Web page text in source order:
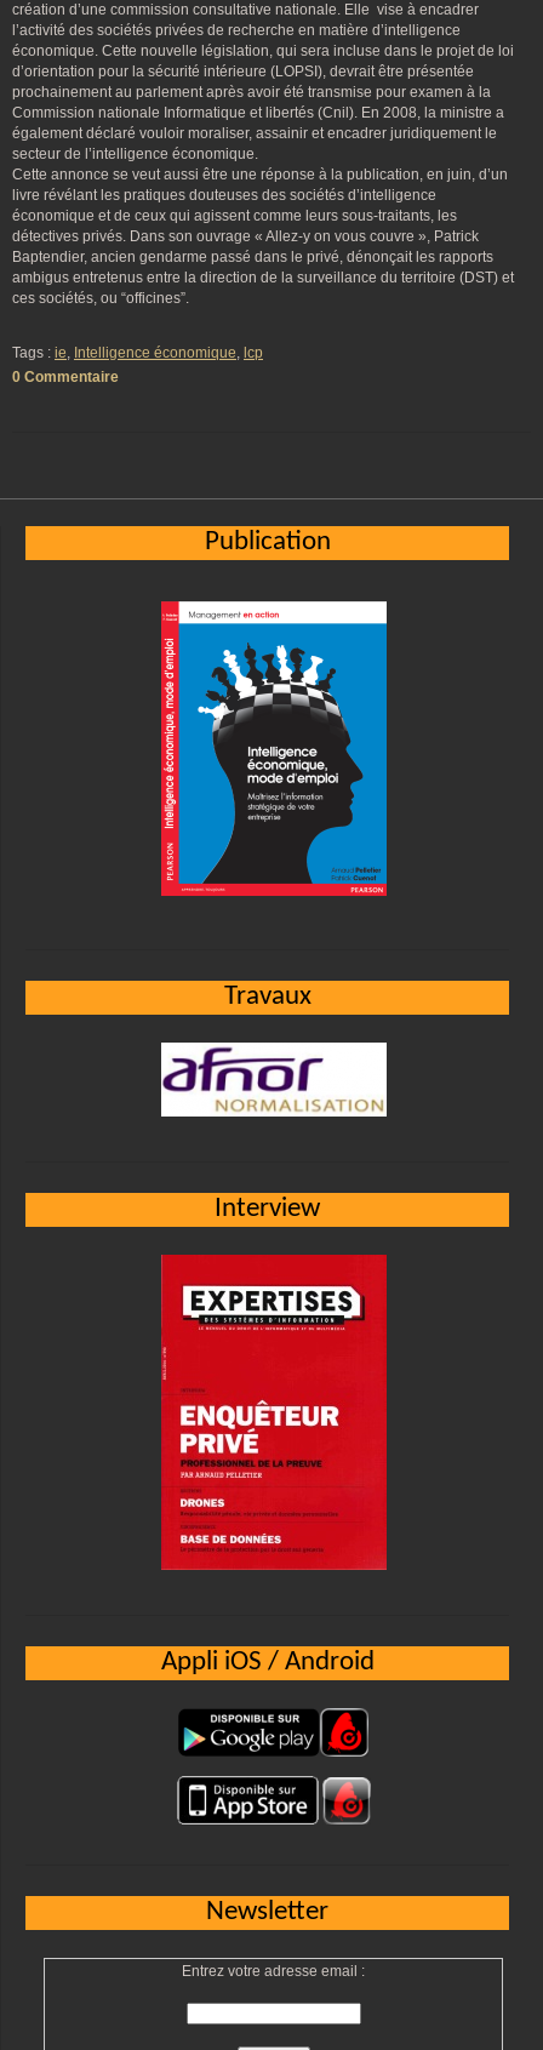
création d’une commission consultative nationale. Elle vise à encadrer
l’activité des sociétés privées de recherche en matière d’intelligence
économique. Cette nouvelle législation, qui sera incluse dans le projet de loi
d’orientation pour la sécurité intérieure (LOPSI), devrait être présentée
prochainement au parlement après avoir été transmise pour examen à la
Commission nationale Informatique et libertés (Cnil). En 2008, la ministre a
également déclaré vouloir moraliser, assainir et encadrer juridiquement le
secteur de l’intelligence économique.
Cette annonce se veut aussi être une réponse à la publication, en juin, d’un
livre révélant les pratiques douteuses des sociétés d’intelligence
économique et de ceux qui agissent comme leurs sous-traitants, les
détectives privés. Dans son ouvrage « Allez-y on vous couvre », Patrick
Baptendier, ancien gendarme passé dans le privé, dénonçait les rapports
ambigus entretenus entre la direction de la surveillance du territoire (DST) et
ces sociétés, ou “officines”.
Tags : ie, Intelligence économique, lcp
0 Commentaire
Publication
Travaux
Interview
Appli iOS / Android
Newsletter
Entrez votre adresse email :